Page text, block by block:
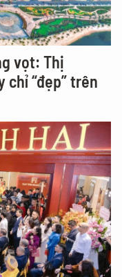
vọt: Thị
“đẹp” trên